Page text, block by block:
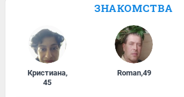
ЗНАКОМСТВА
Кристиана,
45
Roman,49